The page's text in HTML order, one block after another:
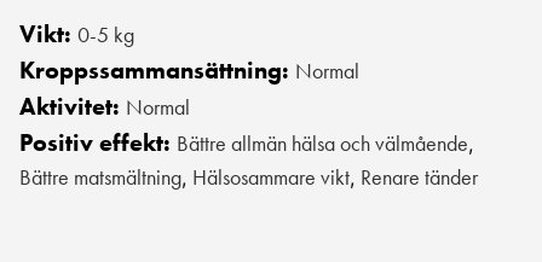
Vikt: 0-5 kg
Kroppssammansättning: Normal
Aktivitet: Normal
Positiv effekt: Bättre allmän hälsa och välmående,
Bättre matsmältning, Hälsosammare vikt, Renare tänder